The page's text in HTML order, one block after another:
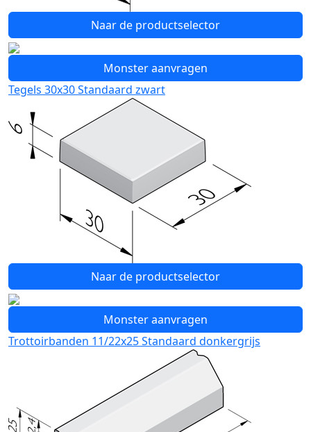
Naar de productselector
Monster aanvragen
Tegels 30x30 Standaard zwart
Naar de productselector
Monster aanvragen
Trottoirbanden 11/22x25 Standaard donkergrijs